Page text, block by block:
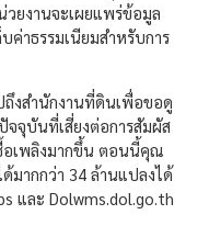
ยงานจะเผยแพร่ข้อมูล
ค่าธรรมเนียมสำหรับการ
งสำนักงานที่ดินเพื่อขอดู
จจุบันที่เสี่ยงต่อการสัมผัส
อเพลิงมากขึ้น ตอนนี้คุณ
มากกว่า 34 ล้านแปลงได้
และ Dolwms.dol.go.th